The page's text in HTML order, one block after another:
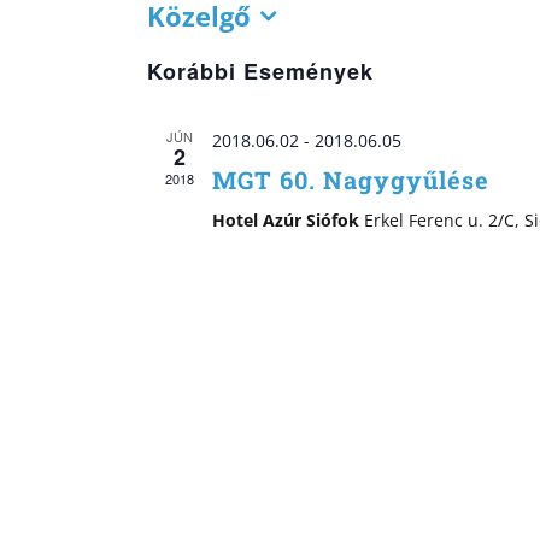
Közelgő
kiválasztása.
Korábbi Események
JÚN
2
2018
2018.06.02 - 2018.06.05
MGT 60. Nagygyűlése
Hotel Azúr Siófok Erkel Ferenc u. 2/C,